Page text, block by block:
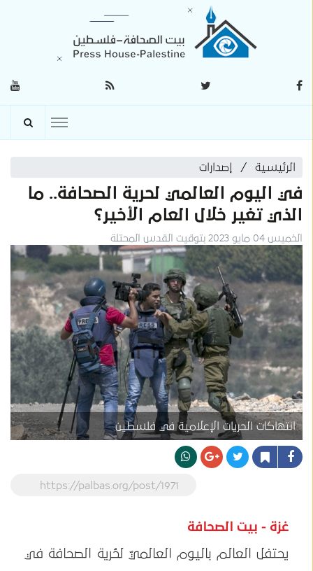
الرئيسية إصدارات
في اليوم العالمي لحرية الصحافة.. ما
الذي تغير خلال العام الأخير؟
الخميس 04 مايو 2023 بتوقيت القدس المحتلة
انتهاكات الحريات الإعلامية في فلسطين
https://palbas.org/post/1971
غزة - بيت الصحافة
يحتفل العالم باليوم العالميّ لحُرية الصحافة في